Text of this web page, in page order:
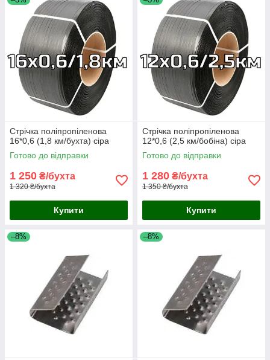
Стрічка поліпропіленова
16*0,6 (1,8 км/бухта) сіра
Готово до відправки
1 250 ₴/бухта
1 320 ₴/бухта
Купити
Стрічка поліпропіленова
12*0,6 (2,5 км/бобіна) сіра
Готово до відправки
1 280 ₴/бухта
1 350 ₴/бухта
Купити
–8% –8%